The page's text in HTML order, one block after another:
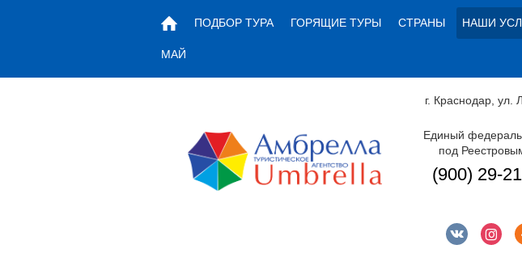
ПОДБОР ТУРА ГОРЯЩИЕ ТУРЫ СТРАНЫ НАШИ
МАЙ
г. Краснодар,
Единый
под
(900) 29-